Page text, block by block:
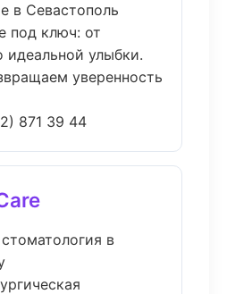
в Севастополь
под ключ: от
идеальной улыбки.
уверенность
871 39 44
в